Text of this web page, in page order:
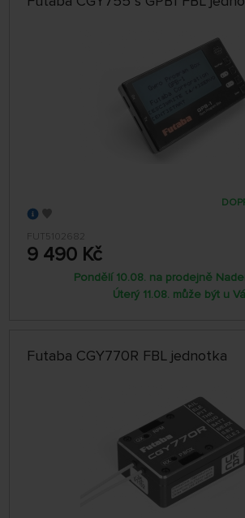
FUT5102682
9 490 Kč
Pondělí 10.08. na prodejně
Úterý 11.08. může být u
Futaba CGY770R FBL jednotka